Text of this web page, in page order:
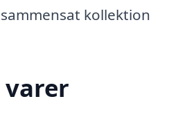
kollektion
varer